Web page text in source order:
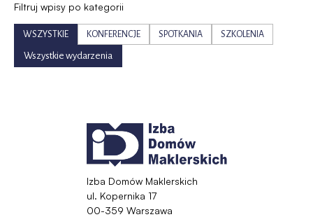
Filtruj wpisy po kategorii
WSZYSTKIE KONFERENCJE SPOTKANIA SZKOLENIA
Wszystkie wydarzenia
Izba Domów Maklerskich
ul. Kopernika 17
00-359 Warszawa